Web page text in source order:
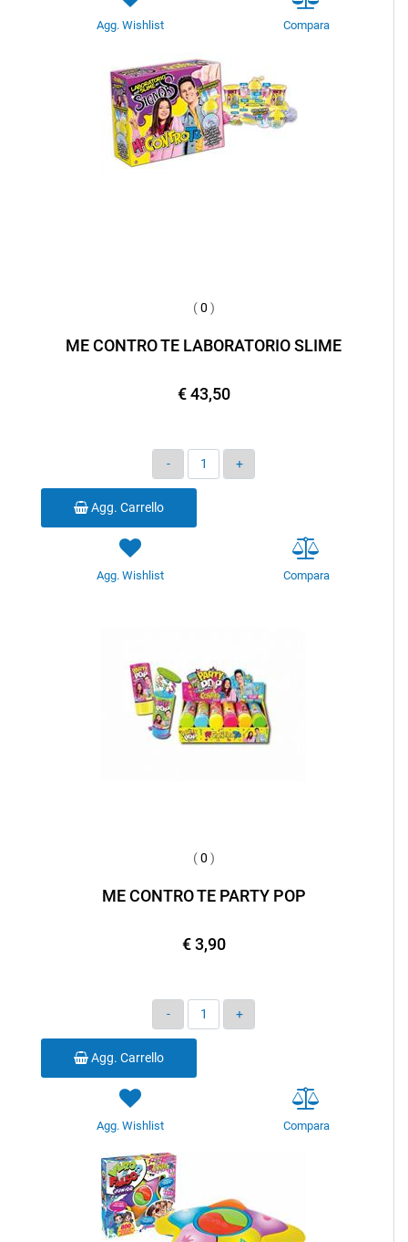
Agg. Wishlist Compara
(0 )
ME CONTRO TE LABORATORIO SLIME
€ 43,50
Quantità
Agg. Carrello
Agg. Wishlist Compara
(0 )
ME CONTRO TE PARTY POP
€ 3,90
Quantità
Agg. Carrello
Agg. Wishlist Compara